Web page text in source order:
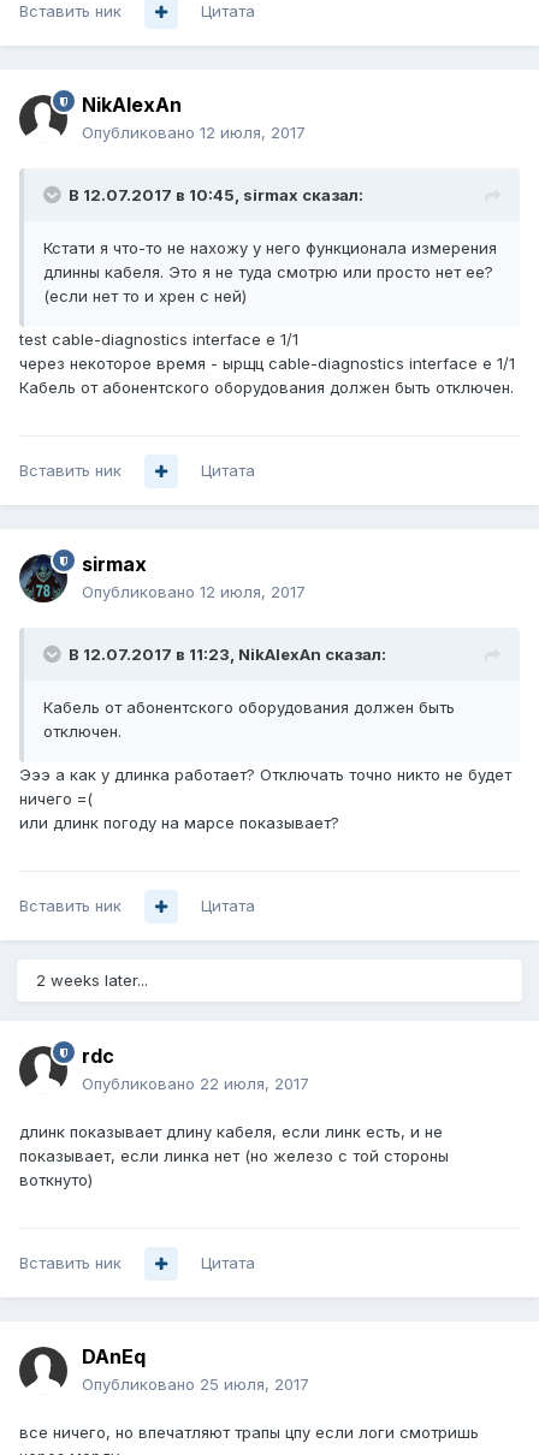
Вставить ник Цитата
NikAlexAn
Опубликовано 12 июля, 2017
В 12.07.2017 в 10:45, sirmax сказал:
Кстати я что-то не нахожу у него функционала измерения
длинны кабеля. Это я не туда смотрю или просто нет ее?
(если нет то и хрен с ней)
test cable-diagnostics interface e 1/1
через некоторое время - ырщц cable-diagnostics interface e 1/1
Кабель от абонентского оборудования должен быть отключен.
Вставить ник Цитата
sirmax
Опубликовано 12 июля, 2017
В 12.07.2017 в 11:23, NikAlexAn сказал:
Кабель от абонентского оборудования должен быть
отключен.
Эээ а как у длинка работает? Отключать точно никто не будет
ничего =(
или длинк погоду на марсе показывает?
Вставить ник Цитата
2 weeks later...
rdc
Опубликовано 22 июля, 2017
длинк показывает длину кабеля, если линк есть, и не
показывает, если линка нет (но железо с той стороны
воткнуто)
Вставить ник Цитата
DAnEq
Опубликовано 25 июля, 2017
все ничего, но впечатляют трапы цпу если логи смотришь